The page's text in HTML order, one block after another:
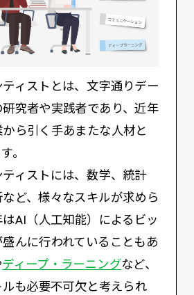
ィストとは、文字通りデー
究者や実践者であり、近年
ら引く手あまたな人材と
。
ィストには、数学、統計
ど、様々なスキルが求めら
AI（人工知能）によるビッ
んに行われていることもあ
ディープ・ラーニングなど、
も必要不可欠と考えられ